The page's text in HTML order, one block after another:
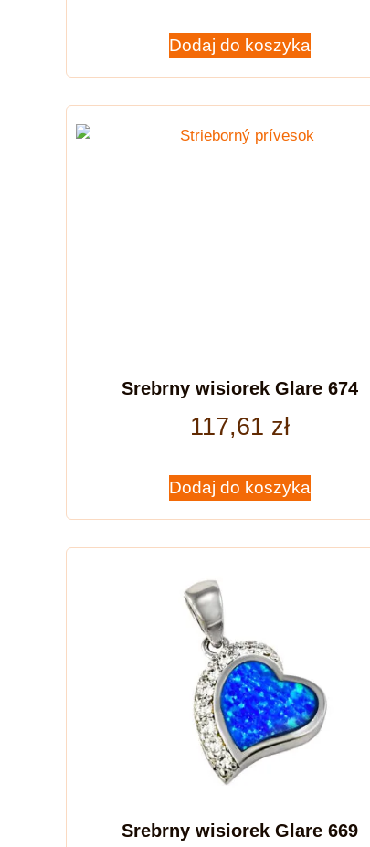
Dodaj do koszyka
Srebrny wisiorek Glare 674
117,61 zł
Dodaj do koszyka
Srebrny wisiorek Glare 669